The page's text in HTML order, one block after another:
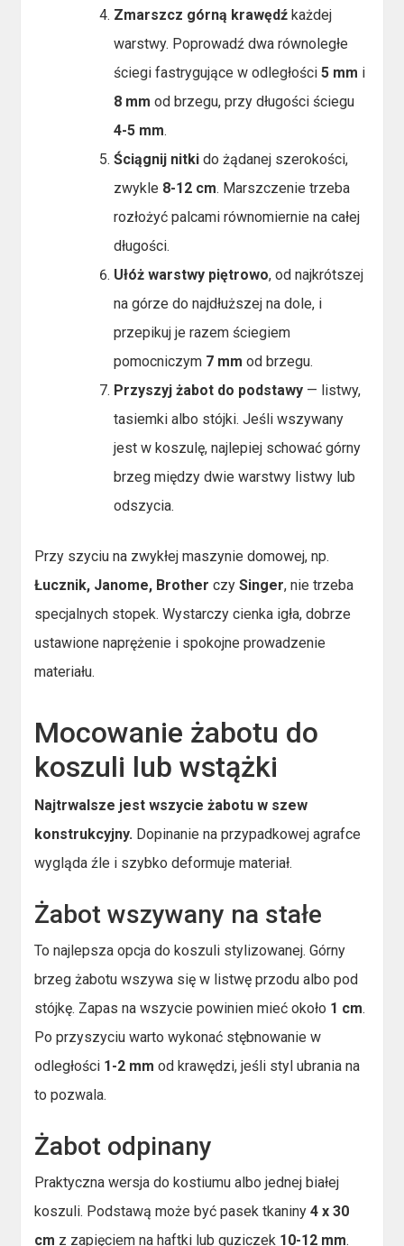
Zmarszcz górną krawędź każdej
warstwy. Poprowadź dwa równoległe
ściegi fastrygujące w odległości5 mm i
8 mm od brzegu, przy długości ściegu
4-5 mm.
Ściągnij nitki do żądanej szerokości,
zwykle 8-12 cm. Marszczenie trzeba
rozłożyć palcami równomiernie na całej
długości.
Ułóż warstwy piętrowo, od najkrótszej
na górze do najdłuższej na dole, i
przepikuj je razem ściegiem
pomocniczym 7 mm od brzegu.
Przyszyj żabot do podstawy — listwy,
tasiemki albo stójki. Jeśli wszywany
jest w koszulę, najlepiej schować górny
brzeg między dwie warstwy listwy lub
odszycia.
Przy szyciu na zwykłej maszynie domowej, np.
Łucznik, Janome, Brother czySinger, nie trzeba
specjalnych stopek. Wystarczy cienka igła, dobrze
ustawione naprężenie i spokojne prowadzenie
materiału.
Mocowanie żabotu do
koszuli lub wstążki
Najtrwalsze jest wszycie żabotu w szew
konstrukcyjny. Dopinanie na przypadkowej agrafce
wygląda źle i szybko deformuje materiał.
Żabot wszywany na stałe
To najlepsza opcja do koszuli stylizowanej. Górny
brzeg żabotu wszywa się w listwę przodu albo pod
stójkę. Zapas na wszycie powinien mieć około 1 cm.
Po przyszyciu warto wykonać stębnowanie w
odległości 1-2 mm od krawędzi, jeśli styl ubrania na
to pozwala.
Żabot odpinany
Praktyczna wersja do kostiumu albo jednej białej
koszuli. Podstawą może być pasek tkaniny4 x 30
cm z zapięciem na haftki lub guziczek 10-12 mm.